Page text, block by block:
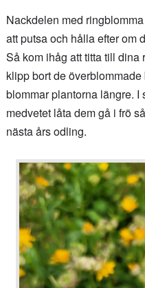
Nackdelen med
att putsa och hålla efter om
Så kom ihåg att titta till
klipp bort de
blommar plantorna längre. I
medvetet låta dem gå i frö
nästa års odling.